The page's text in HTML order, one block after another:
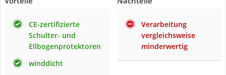
CE-zertifizierte
Schulter- und
Ellbogenprotektoren
winddicht
Verarbeitung
vergleichsweise
minderwertig